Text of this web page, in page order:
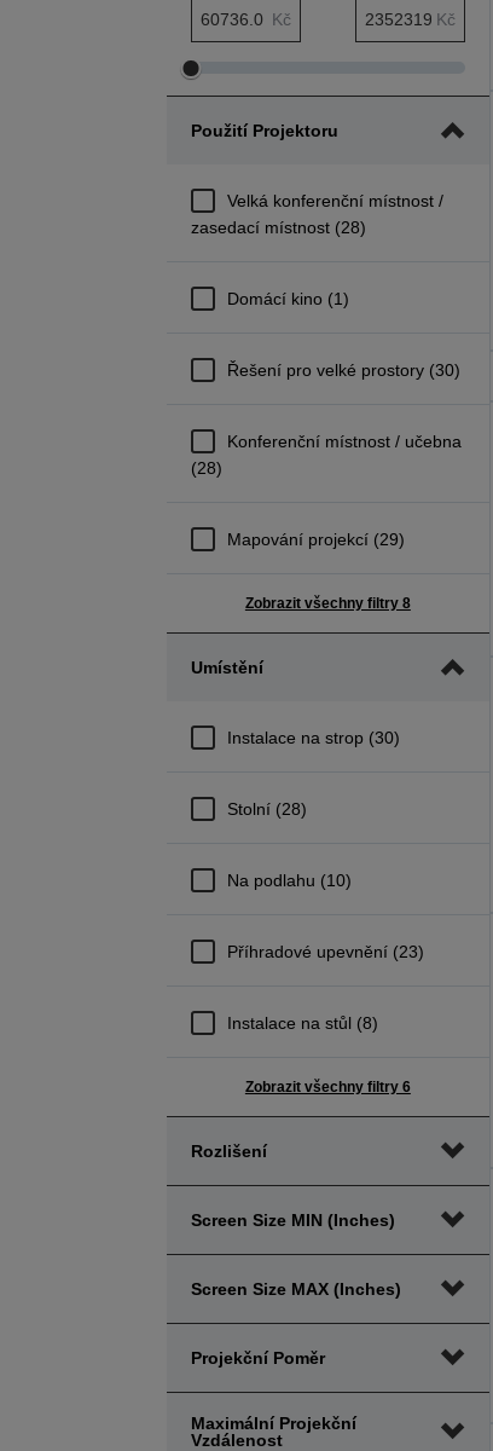
Kč Kč
Upravit
rozsah
Upravit
rozsah
Použití Projektoru
Velká konferenční místnost /
zasedací místnost (28)
Domácí kino (1)
Řešení pro velké prostory (30)
Konferenční místnost / učebna
(28)
Mapování projekcí (29)
Zobrazit všechny filtry 8
Umístění
Instalace na strop (30)
Stolní (28)
Na podlahu (10)
Příhradové upevnění (23)
Instalace na stůl (8)
Zobrazit všechny filtry 6
Rozlišení
Screen Size MIN (inches)
Screen Size MAX (inches)
Projekční Poměr
Maximální Projekční
Vzdálenost